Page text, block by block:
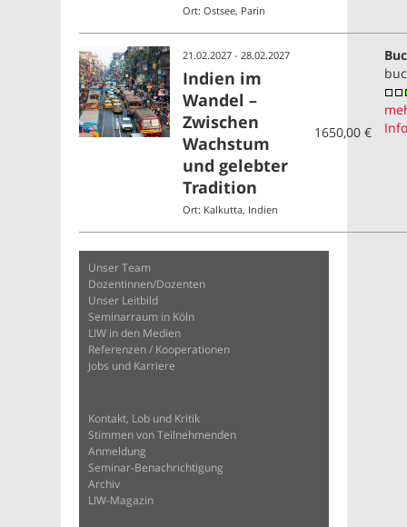
Ort: Ostsee, Parin
21.02.2027 - 28.02.2027
Indien im
Wandel –
Zwischen
Wachstum
und gelebter
Tradition
Ort: Kalkutta, Indien
1650,00 €
Unser Team
Dozentinnen/Dozenten
Unser Leitbild
Seminarraum in Köln
LIW in den Medien
Referenzen / Kooperationen
Jobs und Karriere
Kontakt, Lob und Kritik
Stimmen von Teilnehmenden
Anmeldung
Seminar-Benachrichtigung
Archiv
LIW-Magazin